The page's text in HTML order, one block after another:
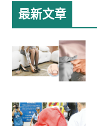
最新文章